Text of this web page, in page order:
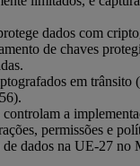
dados com
de chaves
em
a
permissões e
de dados na UE-27 no